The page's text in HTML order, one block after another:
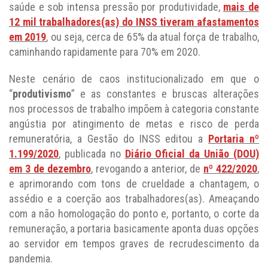
saúde e sob intensa pressão por produtividade, mais de
12 mil trabalhadores(as) do INSS tiveram afastamentos
em 2019, ou seja, cerca de 65% da atual força de trabalho,
caminhando rapidamente para 70% em 2020.
Neste cenário de caos institucionalizado em que o
“produtivismo” e as constantes e bruscas alterações
nos processos de trabalho impõem à categoria constante
angústia por atingimento de metas e risco de perda
remuneratória, a Gestão do INSS editou a Portaria nº
1.199/2020, publicada no Diário Oficial da União (DOU)
em 3 de dezembro, revogando a anterior, de nº 422/2020,
e aprimorando com tons de crueldade a chantagem, o
assédio e a coerção aos trabalhadores(as). Ameaçando
com a não homologação do ponto e, portanto, o corte da
remuneração, a portaria basicamente aponta duas opções
ao servidor em tempos graves de recrudescimento da
pandemia.